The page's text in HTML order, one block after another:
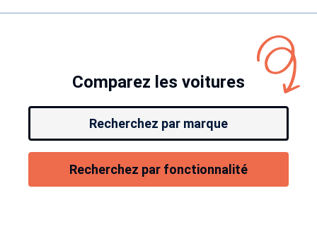
Comparez les voitures
Recherchez par marque
Recherchez par fonctionnalité